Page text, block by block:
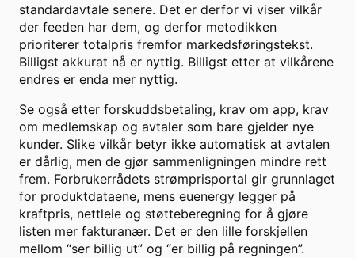
standardavtale senere. Det er derfor vi viser vilkår
der feeden har dem, og derfor metodikken
prioriterer totalpris fremfor markedsføringstekst.
Billigst akkurat nå er nyttig. Billigst etter at vilkårene
endres er enda mer nyttig.
Se også etter forskuddsbetaling, krav om app, krav
om medlemskap og avtaler som bare gjelder nye
kunder. Slike vilkår betyr ikke automatisk at avtalen
er dårlig, men de gjør sammenligningen mindre rett
frem. Forbrukerrådets strømprisportal gir grunnlaget
for produktdataene, mens euenergy legger på
kraftpris, nettleie og støtteberegning for å gjøre
listen mer fakturanær. Det er den lille forskjellen
mellom “ser billig ut” og “er billig på regningen”.